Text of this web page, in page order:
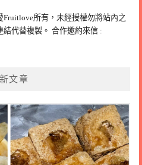
所有，未經授權勿將站內之
代替複製。 合作邀約來信 :
文章